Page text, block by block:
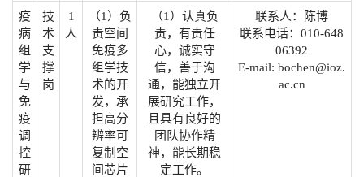
疫
病
组
学
与
免
疫
调
控
研
技
术
支
撑
岗
1
人
（1）负
责空间
免疫多
组学技
术的开
发，承
担高分
辨率可
复制空
间芯片
（1）认真负
责，有责任
心，诚实守
信，善于沟
通，能独立开
展研究工作，
且具有良好的
团队协作精
神，能长期稳
定工作。
联系人：陈博
联系电话：010-648
06392
E-mail: bochen@ioz.
ac.cn